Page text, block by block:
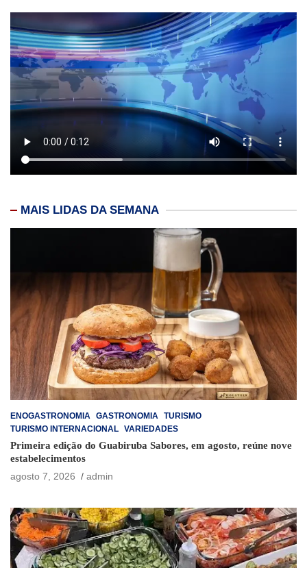
MAIS LIDAS DA SEMANA
ENOGASTRONOMIA GASTRONOMIA
TURISMO
TURISMO INTERNACIONAL VARIEDADES
Primeira edição do Guabiruba Sabores, em agosto, reúne nove
estabelecimentos
agosto 7, 2026
admin